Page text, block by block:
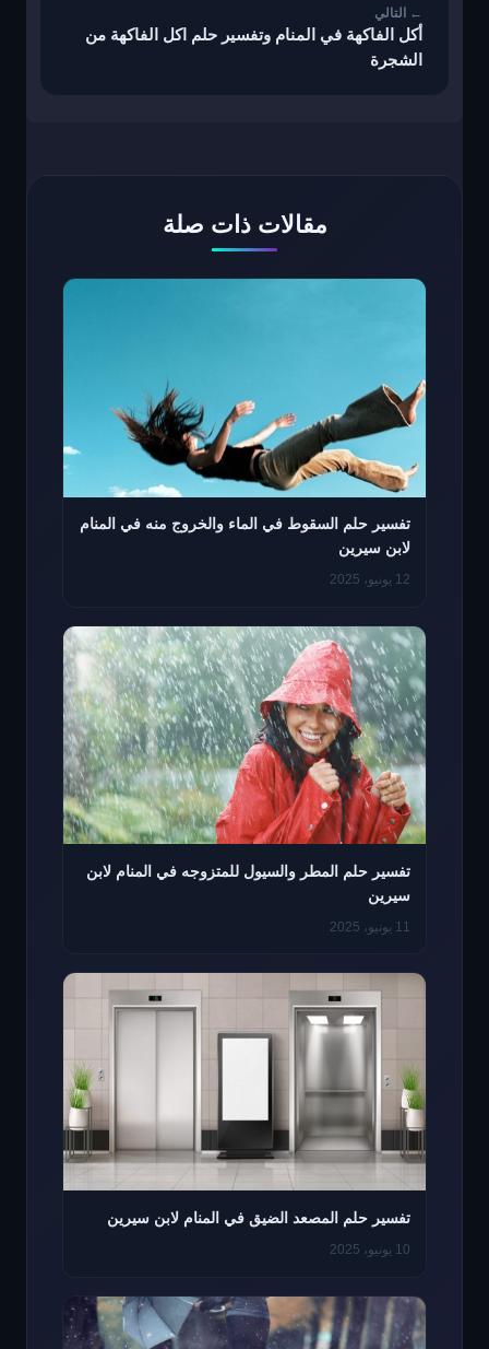
أكل الفاكهة في المنام وتفسير حلم اكل الفاكهة من
الشجرة
مقالات ذات صلة
تفسير حلم السقوط في الماء والخروج منه في المنام
لابن سيرين
12 يونيو، 2025
تفسير حلم المطر والسيول للمتزوجه في المنام لابن
سيرين
11 يونيو، 2025
تفسير حلم المصعد الضيق في المنام لابن سيرين
10 يونيو، 2025